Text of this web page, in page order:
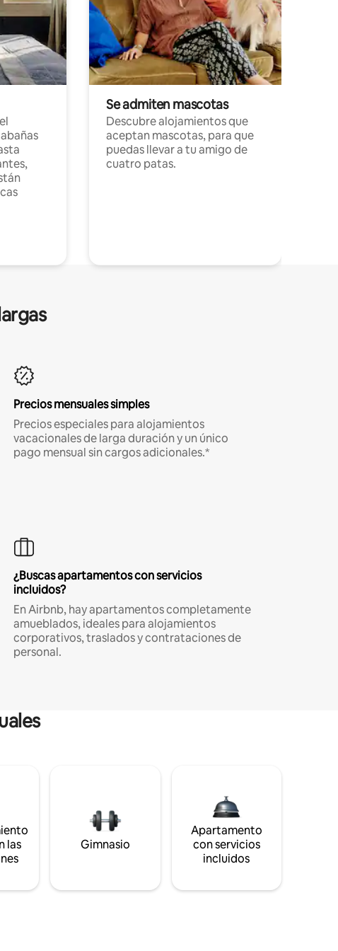
Se admiten mascotas
Descubre alojamientos que
aceptan mascotas, para que
puedas llevar a tu amigo de
cuatro patas.
Precios mensuales simples
Precios especiales para alojamientos
vacacionales de larga duración y un único
pago mensual sin cargos adicionales.*
¿Buscas apartamentos con servicios
incluidos?
En Airbnb, hay apartamentos completamente
amueblados, ideales para alojamientos
corporativos, traslados y contrataciones de
personal.
las
Gimnasio
Apartamento
con servicios
incluidos